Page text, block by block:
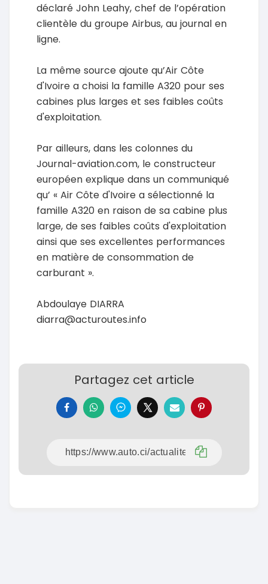
déclaré John Leahy, chef de l’opération
clientèle du groupe Airbus, au journal en
ligne.
La même source ajoute qu’Air Côte
d'Ivoire a choisi la famille A320 pour ses
cabines plus larges et ses faibles coûts
d'exploitation.
Par ailleurs, dans les colonnes du
Journal-aviation.com, le constructeur
européen explique dans un communiqué
qu’ « Air Côte d'Ivoire a sélectionné la
famille A320 en raison de sa cabine plus
large, de ses faibles coûts d'exploitation
ainsi que ses excellentes performances
en matière de consommation de
carburant ».
Abdoulaye DIARRA
diarra@acturoutes.info
Partagez cet article